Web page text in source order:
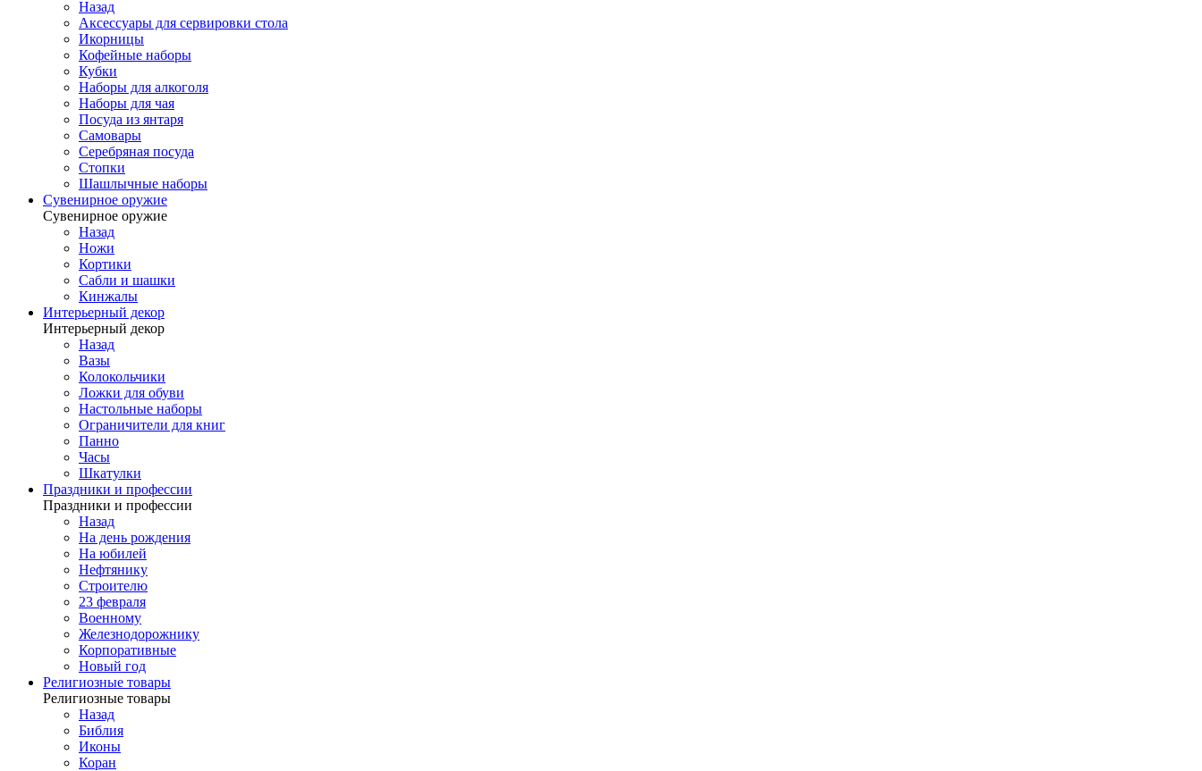
Назад
Аксессуары для сервировки стола
Икорницы
Кофейные наборы
Кубки
Наборы для алкоголя
Наборы для чая
Посуда из янтаря
Самовары
Серебряная посуда
Стопки
Шашлычные наборы
Сувенирное оружие
Сувенирное оружие
Назад
Ножи
Кортики
Сабли и шашки
Кинжалы
Интерьерный декор
Интерьерный декор
Назад
Вазы
Колокольчики
Ложки для обуви
Настольные наборы
Ограничители для книг
Панно
Часы
Шкатулки
Праздники и профессии
Праздники и профессии
Назад
На день рождения
На юбилей
Нефтянику
Строителю
23 февраля
Военному
Железнодорожнику
Корпоративные
Новый год
Религиозные товары
Религиозные товары
Назад
Библия
Иконы
Коран